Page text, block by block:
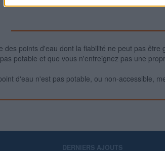
des points d'eau dont la fiabilité ne peut pas
potable et que vous n'enfreignez pas une
d'eau n'est pas potable, ou non-accessible,
DERNIERS AJOUTS